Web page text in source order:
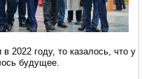
в 2022 году, то казалось, что у
будущее.